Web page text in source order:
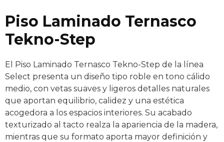
Piso Laminado Ternasco
Tekno-Step
El Piso Laminado Ternasco Tekno-Step de la línea
Select presenta un diseño tipo roble en tono cálido
medio, con vetas suaves y ligeros detalles naturales
que aportan equilibrio, calidez y una estética
acogedora a los espacios interiores. Su acabado
texturizado al tacto realza la apariencia de la madera,
mientras que su formato aporta mayor definición y